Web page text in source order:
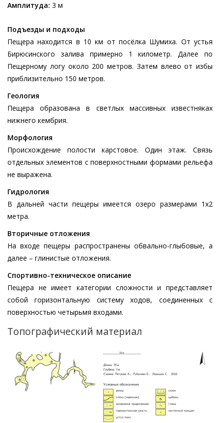
Амплитуда: 3 м
Подъезды и подходы
Пещера находится в 10 км от посёлка Шумиха. От устья
Бирюсинского залива примерно 1 километр. Далее по
Пещерному логу около 200 метров. Затем влево от избы
приблизительно 150 метров.
Геология
Пещера образована в светлых массивных известняках
нижнего кембрия.
Морфология
Происхождение полости карстовое. Один этаж. Связь
отдельных элементов с поверхностными формами рельефа
не выражена.
Гидрология
В дальней части пещеры имеется озеро размерами 1х2
метра.
Вторичные отложения
На входе пещеры распространены обвально-глыбовые, а
далее – глинистые отложения.
Спортивно-техническое описание
Пещера не имеет категории сложности и представляет
собой горизонтальную систему ходов, соединенных с
поверхностью четырьмя входами.
Топографический материал